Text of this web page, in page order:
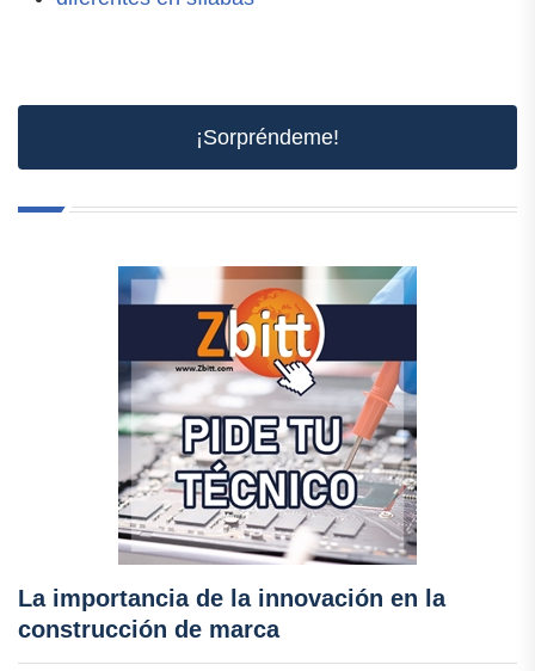
¡Sorpréndeme!
La importancia de la innovación en la
construcción de marca